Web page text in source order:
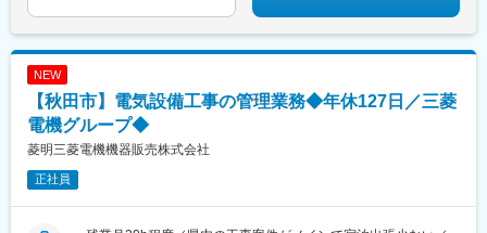
NEW
【秋田市】電気設備工事の管理業務◆年休127日／三菱
電機グループ◆
菱明三菱電機機器販売株式会社
正社員